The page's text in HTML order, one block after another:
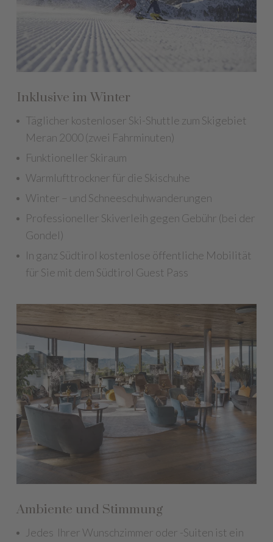
Inklusive im Winter
Täglicher kostenloser Ski-Shuttle zum Skigebiet
Meran 2000 (zwei Fahrminuten)
Funktioneller Skiraum
Warmlufttrockner für die Skischuhe
Winter – und Schneeschuhwanderungen
Professioneller Skiverleih gegen Gebühr (bei der
Gondel)
In ganz Südtirol kostenlose öffentliche Mobilität
für Sie mit dem Südtirol Guest Pass
Ambiente und Stimmung
Jedes Ihrer Wunschzimmer oder -Suiten ist ein